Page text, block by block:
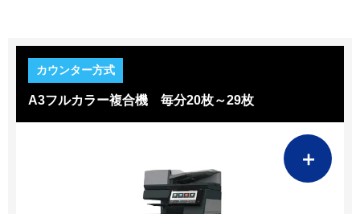
A3フルカラー複合機 毎分20枚～29枚
＋